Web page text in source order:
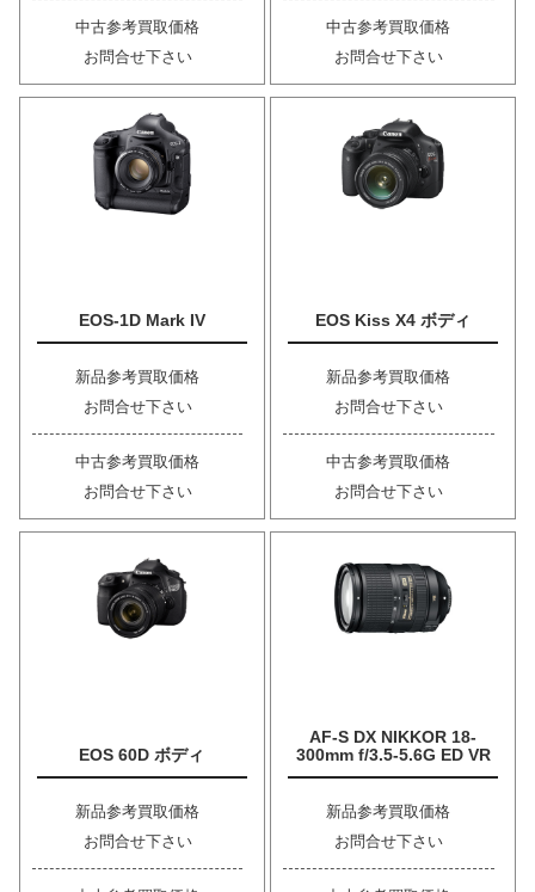
中古参考買取価格
お問合せ下さい
中古参考買取価格
お問合せ下さい
EOS-1D Mark IV
新品参考買取価格
お問合せ下さい
中古参考買取価格
お問合せ下さい
EOS Kiss X4 ボディ
新品参考買取価格
お問合せ下さい
中古参考買取価格
お問合せ下さい
EOS 60D ボディ
新品参考買取価格
お問合せ下さい
AF-S DX NIKKOR 18-
300mm f/3.5-5.6G ED VR
新品参考買取価格
お問合せ下さい